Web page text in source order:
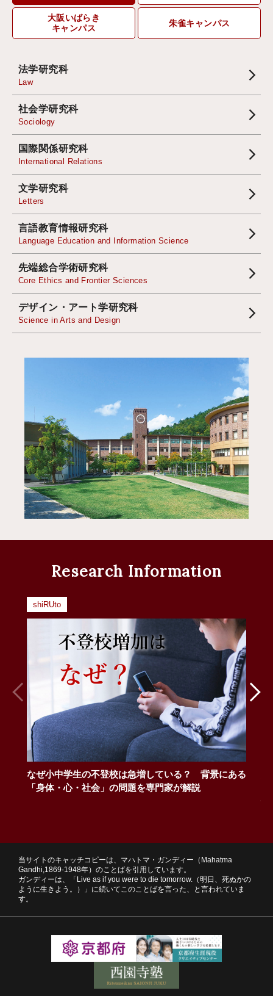
大阪いばらき
キャンパス
朱雀キャンパス
法学研究科
Law
社会学研究科
Sociology
国際関係研究科
International Relations
文学研究科
Letters
言語教育情報研究科
Language Education and Information Science
先端総合学術研究科
Core Ethics and Frontier Sciences
デザイン・アート学研究科
Science in Arts and Design
Research Information
shiRUto
なぜ小中学生の不登校は急増している？ 背景にある
「身体・心・社会」の問題を専門家が解説
当サイトのキャッチコピーは、マハトマ・ガンディー（Mahatma
Gandhi,1869-1948年）のことばを引用しています。
ガンディーは、「Live as if you were to die tomorrow.（明日、死ぬかの
ように生きよう。）」に続いてこのことばを言った、と言われていま
す。